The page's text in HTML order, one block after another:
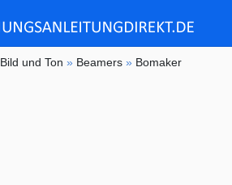
Bild und Ton » Beamers » Bomaker